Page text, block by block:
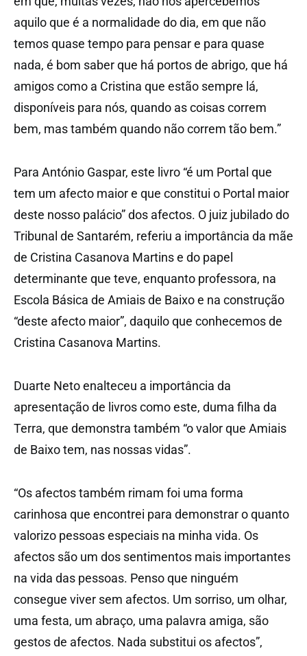
aquilo que é a normalidade do dia, em que não
temos quase tempo para pensar e para quase
nada, é bom saber que há portos de abrigo, que há
amigos como a Cristina que estão sempre lá,
disponíveis para nós, quando as coisas correm
bem, mas também quando não correm tão bem.”
Para António Gaspar, este livro “é um Portal que
tem um afecto maior e que constitui o Portal maior
deste nosso palácio” dos afectos. O juiz jubilado do
Tribunal de Santarém, referiu a importância da mãe
de Cristina Casanova Martins e do papel
determinante que teve, enquanto professora, na
Escola Básica de Amiais de Baixo e na construção
“deste afecto maior”, daquilo que conhecemos de
Cristina Casanova Martins.
Duarte Neto enalteceu a importância da
apresentação de livros como este, duma filha da
Terra, que demonstra também “o valor que Amiais
de Baixo tem, nas nossas vidas”.
“Os afectos também rimam foi uma forma
carinhosa que encontrei para demonstrar o quanto
valorizo pessoas especiais na minha vida. Os
afectos são um dos sentimentos mais importantes
na vida das pessoas. Penso que ninguém
consegue viver sem afectos. Um sorriso, um olhar,
uma festa, um abraço, uma palavra amiga, são
gestos de afectos. Nada substitui os afectos”,